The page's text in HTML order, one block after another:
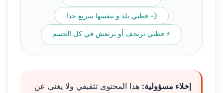
💨 قطتي تلد و تنفسها سريع جدا
⚡ قطتي ترتجف أو ترتعش في كل الجسم
إخلاء مسؤولية: هذا المحتوى تثقيفي ولا يغني عن